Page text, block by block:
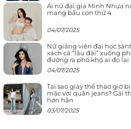
Ái nữ đại gia Minh Nhựa
mang bầu con thứ 4
04/07/2025
Nữ giảng viên đại học
xách cả “lâu đài” xuống
đường ra phố khó ai đọ lại
04/07/2025
Tại sao giày thể thao giờ
mặc với quần jeans? Gái
hơn hẳn
03/07/2025